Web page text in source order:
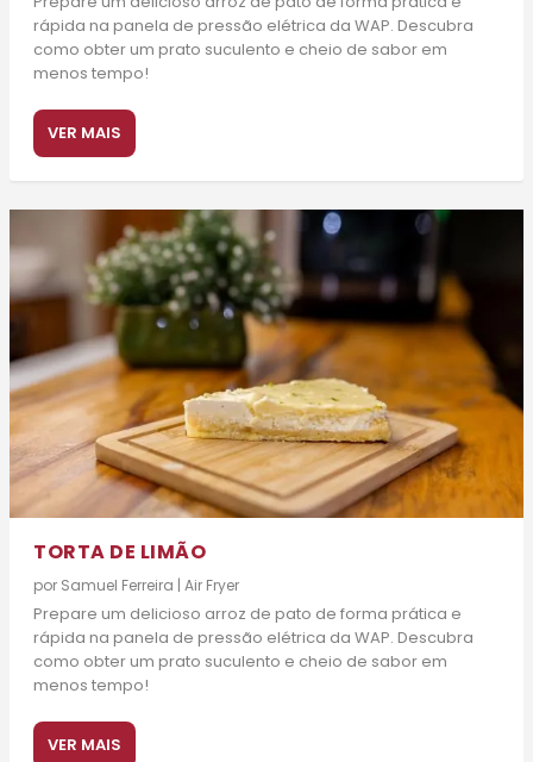
rápida na panela de pressão elétrica da WAP. Descubra
como obter um prato suculento e cheio de sabor em
menos tempo!
VER MAIS
TORTA DE LIMÃO
por Samuel Ferreira | Air Fryer
Prepare um delicioso arroz de pato de forma prática e
rápida na panela de pressão elétrica da WAP. Descubra
como obter um prato suculento e cheio de sabor em
menos tempo!
VER MAIS